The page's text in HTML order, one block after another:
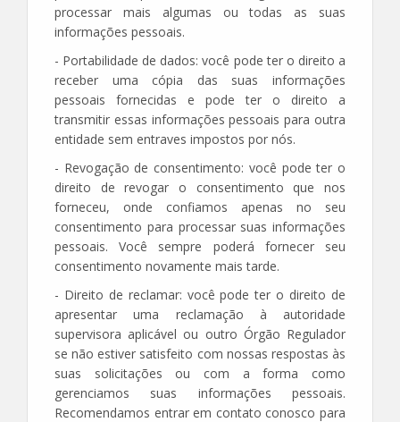
processar mais algumas ou todas as suas
informações pessoais.
- Portabilidade de dados: você pode ter o direito a
receber uma cópia das suas informações
pessoais fornecidas e pode ter o direito a
transmitir essas informações pessoais para outra
entidade sem entraves impostos por nós.
- Revogação de consentimento: você pode ter o
direito de revogar o consentimento que nos
forneceu, onde confiamos apenas no seu
consentimento para processar suas informações
pessoais. Você sempre poderá fornecer seu
consentimento novamente mais tarde.
- Direito de reclamar: você pode ter o direito de
apresentar uma reclamação à autoridade
supervisora aplicável ou outro Órgão Regulador
se não estiver satisfeito com nossas respostas às
suas solicitações ou com a forma como
gerenciamos suas informações pessoais.
Recomendamos entrar em contato conosco para